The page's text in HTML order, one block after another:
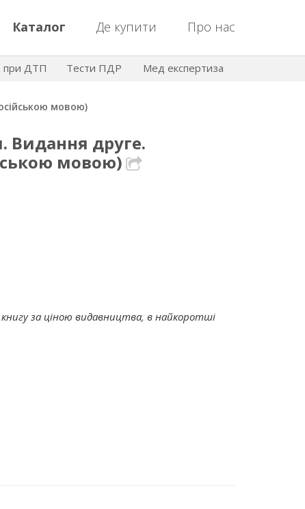
Каталог Де купити Про нас
при ДТП Тести ПДР Мед експертиза
мовою)
Видання друге.
мовою)
за ціною видавництва, в найкоротші